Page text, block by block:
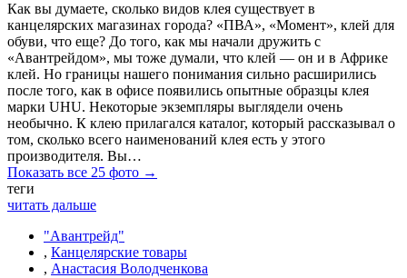
Как вы думаете, сколько видов клея существует в
канцелярских магазинах города? «ПВА», «Момент», клей для
обуви, что еще? До того, как мы начали дружить с
«Авантрейдом», мы тоже думали, что клей — он и в Африке
клей. Но границы нашего понимания сильно расширились
после того, как в офисе появились опытные образцы клея
марки UHU. Некоторые экземпляры выглядели очень
необычно. К клею прилагался каталог, который рассказывал о
том, сколько всего наименований клея есть у этого
производителя. Вы…
Показать все 25 фото →
теги
читать дальше
"Авантрейд"
, Канцелярские товары
, Анастасия Володченкова